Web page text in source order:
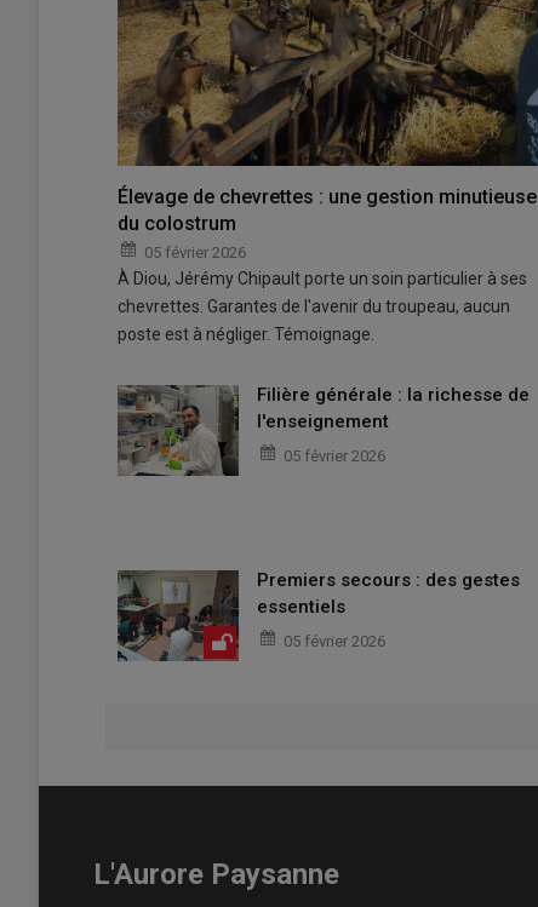
Élevage de chevrettes : une gestion minutieuse
du colostrum
05 février 2026
À Diou, Jérémy Chipault porte un soin particulier à ses
chevrettes. Garantes de l'avenir du troupeau, aucun
poste est à négliger. Témoignage.
Filière générale : la richesse de
l'enseignement
05 février 2026
Premiers secours : des gestes
essentiels
05 février 2026
L'Aurore Paysanne